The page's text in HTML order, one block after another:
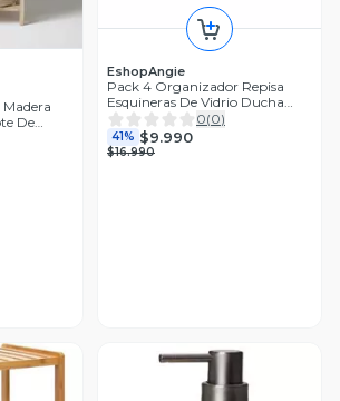
De
EshopAngie
Pack 4 Organizador Repisa
Esquineras De Vidrio Ducha
Estante
0(0)
41% $9.990
$16.990